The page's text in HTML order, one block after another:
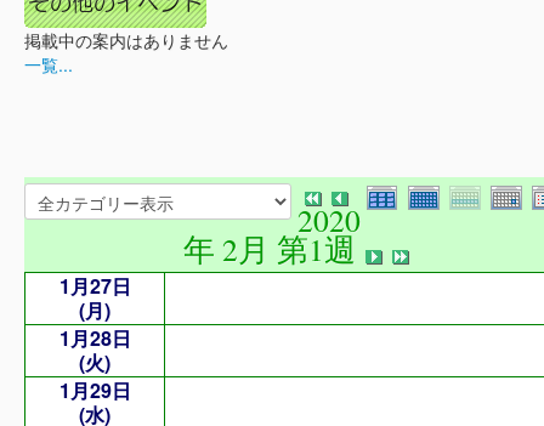
掲載中の案内はありません
一覧...
2020
年 2月 第1週
1月27日
(月)
1月28日
(火)
1月29日
(水)